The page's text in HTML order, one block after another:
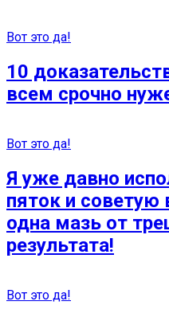
Вот это да!
10
всем срочно
Вот это да!
Я уже давно
пяток и советую
одна мазь от
результата!
Вот это да!